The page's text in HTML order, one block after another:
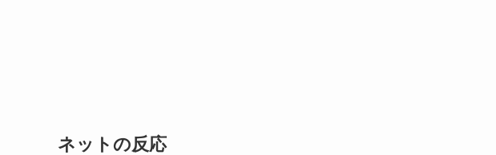
ネットの反応